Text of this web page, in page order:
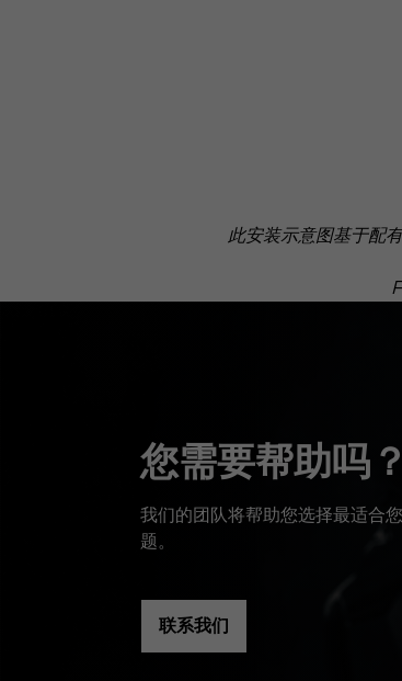
此安装示意图基于配
您需要帮助吗？
我们的团队将帮助您选择最适合
题。
联系我们